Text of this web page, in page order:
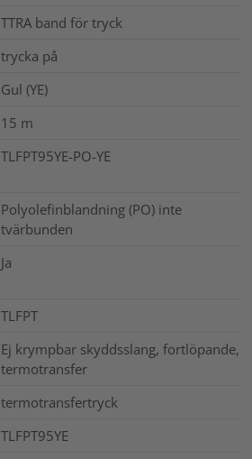
TTRA band för tryck
trycka på
Gul (YE)
15 m
TLFPT95YE-PO-YE
Polyolefinblandning (PO) inte
tvärbunden
Ja
TLFPT
Ej krympbar skyddsslang, fortlöpande,
termotransfer
termotransfertryck
TLFPT95YE